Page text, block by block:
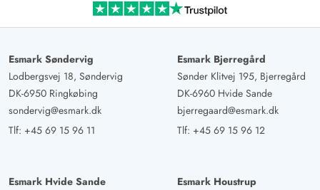
Esmark Søndervig
Lodbergsvej 18, Søndervig
DK-6950 Ringkøbing
sondervig@esmark.dk
Tlf: +45 69 15 96 11
Esmark Bjerregård
Sønder Klitvej 195, Bjerregård
DK-6960 Hvide Sande
bjerregaard@esmark.dk
Tlf: +45 69 15 96 12
Esmark Hvide Sande
Esmark Houstrup